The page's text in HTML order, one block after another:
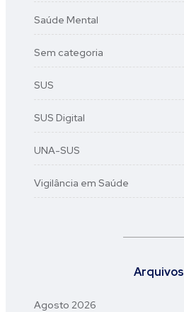
Saúde Mental
Sem categoria
SUS
SUS Digital
UNA-SUS
Vigilância em Saúde
Arquivos
Agosto 2026